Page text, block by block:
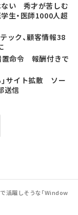
ない 秀才が苦しむ
生・医師1000人超
ック、顧客情報38
置命令 報酬付きで
」サイト拡散 ソー
送信
活躍しそうな「Window